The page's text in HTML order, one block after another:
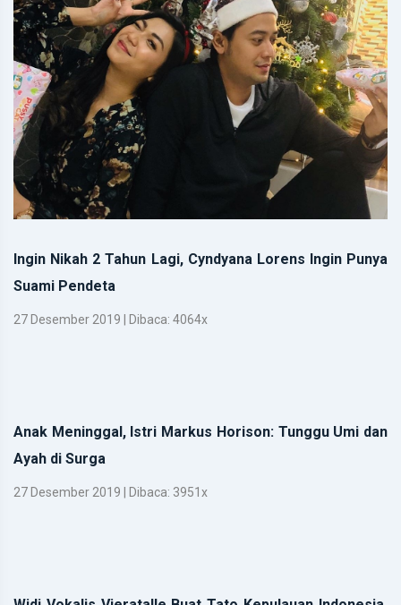
Ingin Nikah 2 Tahun Lagi, Cyndyana Lorens Ingin Punya
Suami Pendeta
27 Desember 2019 | Dibaca: 4064x
Anak Meninggal, Istri Markus Horison: Tunggu Umi dan
Ayah di Surga
27 Desember 2019 | Dibaca: 3951x